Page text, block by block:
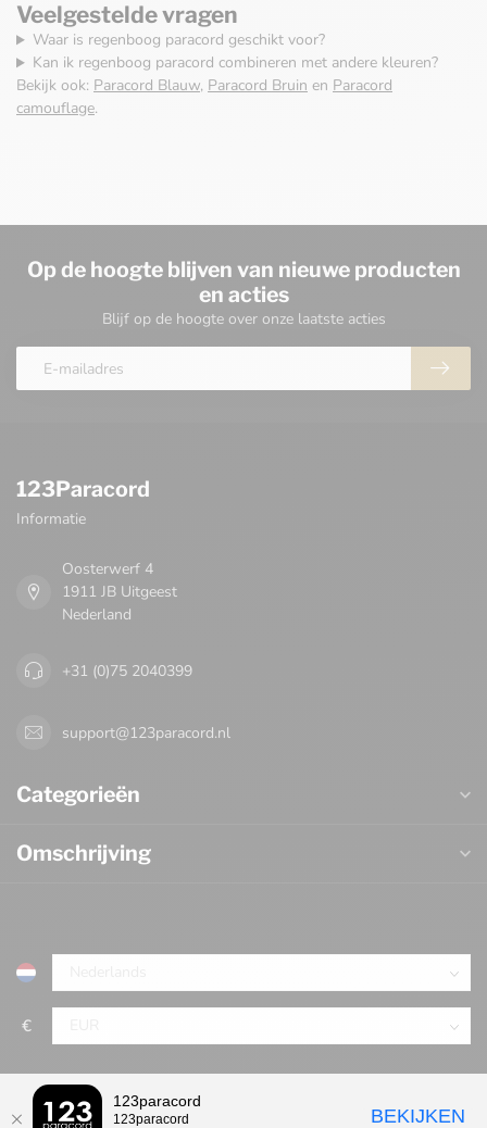
Veelgestelde vragen
Waar is regenboog paracord geschikt voor?
Kan ik regenboog paracord combineren met andere kleuren?
Bekijk ook: Paracord Blauw, Paracord Bruin en Paracord
camouflage.
Op de hoogte blijven van nieuwe producten
en acties
Blijf op de hoogte over onze laatste acties
123Paracord
Informatie
Oosterwerf 4
1911 JB Uitgeest
Nederland
+31 (0)75 2040399
support@123paracord.nl
Categorieën
Omschrijving
€
123paracord
123paracord BEKIJKEN